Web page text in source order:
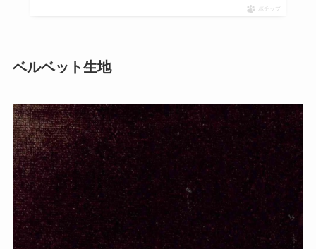
ポチップ
ベルベット生地